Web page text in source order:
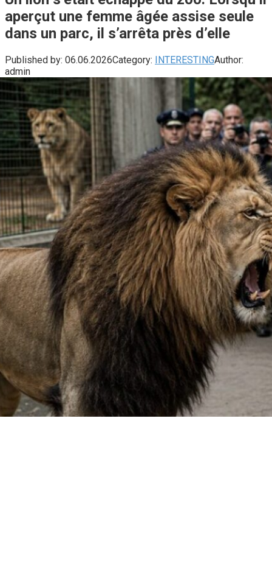
aperçut une femme âgée assise seule
dans un parc, il s’arrêta près d’elle
Published by: 06.06.2026Category: INTERESTINGAuthor:
admin